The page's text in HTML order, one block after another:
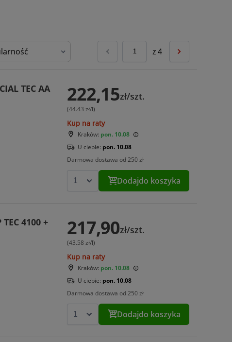
z4
TEC AA
222,15zł/szt.
(44.43 zł/l)
Kup na raty
Kraków: pon. 10.08
U ciebie: pon. 10.08
Darmowa dostawa od 250 zł
Dodajdo koszyka
4100 +
217,90zł/szt.
(43.58 zł/l)
Kup na raty
Kraków: pon. 10.08
U ciebie: pon. 10.08
Darmowa dostawa od 250 zł
Dodajdo koszyka